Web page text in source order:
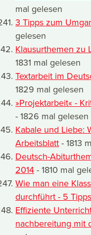
mal gelesen
3 Tipps zum
gelesen
Klausurthemen zu
1831 mal gelesen
Textarbeit im
1829 mal gelesen
»Projektarbeit« -
- 1826 mal gelesen
Kabale und Liebe:
Arbeitsblatt - 1813
Deutsch-
2014 - 1810 mal
Wie man eine
durchführt - 5 Tipps
Effiziente
nachbereitung mit